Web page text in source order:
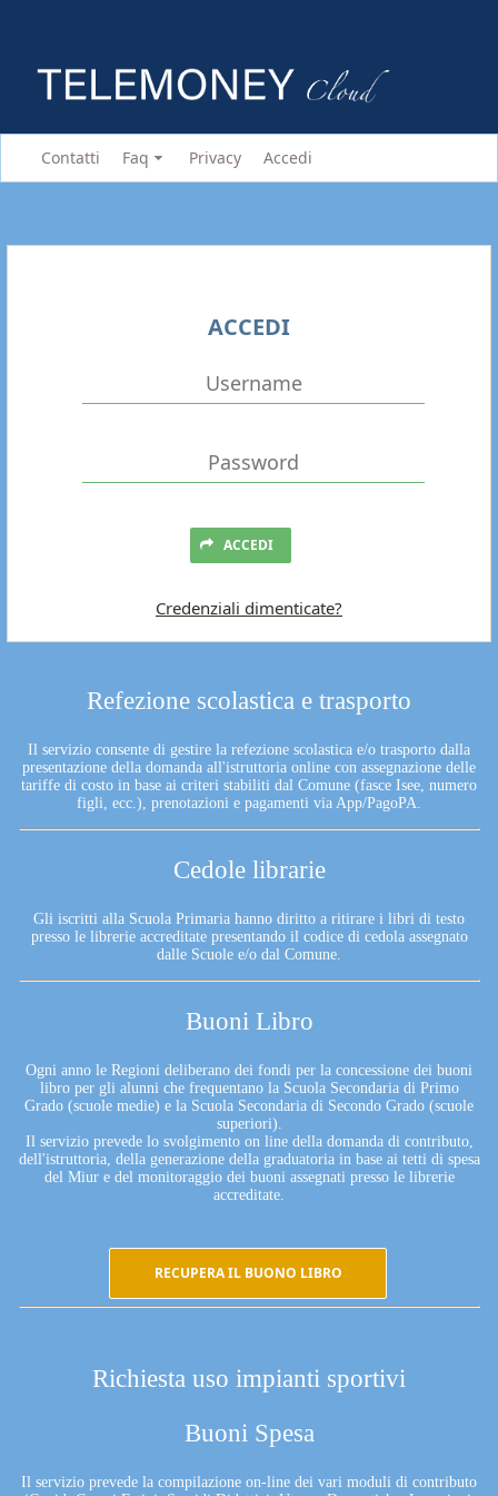
Contatti Faq Privacy Accedi
Refezione scolastica e trasporto
Il servizio consente di gestire la refezione scolastica e/o trasporto dalla
presentazione della domanda all'istruttoria online con assegnazione delle
tariffe di costo in base ai criteri stabiliti dal Comune (fasce Isee, numero
figli, ecc.), prenotazioni e pagamenti via App/PagoPA.
Cedole librarie
Gli iscritti alla Scuola Primaria hanno diritto a ritirare i libri di testo
presso le librerie accreditate presentando il codice di cedola assegnato
dalle Scuole e/o dal Comune.
Buoni Libro
Ogni anno le Regioni deliberano dei fondi per la concessione dei buoni
libro per gli alunni che frequentano la Scuola Secondaria di Primo
Grado (scuole medie) e la Scuola Secondaria di Secondo Grado (scuole
superiori).
Il servizio prevede lo svolgimento on line della domanda di contributo,
dell'istruttoria, della generazione della graduatoria in base ai tetti di spesa
del Miur e del monitoraggio dei buoni assegnati presso le librerie
accreditate.
RECUPERA IL BUONO LIBRO
Richiesta uso impianti sportivi
Buoni Spesa
Il servizio prevede la compilazione on-line dei vari moduli di contributo
ACCEDI
ACCEDI
Credenziali dimenticate?